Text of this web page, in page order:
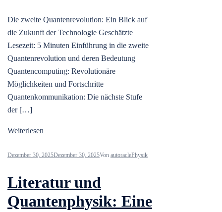
Die zweite Quantenrevolution: Ein Blick auf
die Zukunft der Technologie Geschätzte
Lesezeit: 5 Minuten Einführung in die zweite
Quantenrevolution und deren Bedeutung
Quantencomputing: Revolutionäre
Möglichkeiten und Fortschritte
Quantenkommunikation: Die nächste Stufe
der […]
Weiterlesen
Dezember 30, 2025Dezember 30, 2025Von autoraclePhysik
Literatur und
Quantenphysik: Eine